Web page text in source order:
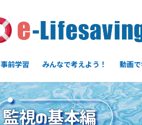
事前学習 みんなで考えよう！ 動画で